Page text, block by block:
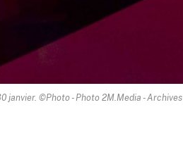
janvier. ©Photo - Photo 2M.Media - Archives